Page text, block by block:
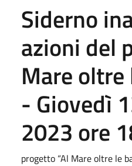
Siderno
azioni del
Mare oltre
- Giovedì
2023 ore
progetto “Al Mare oltre le